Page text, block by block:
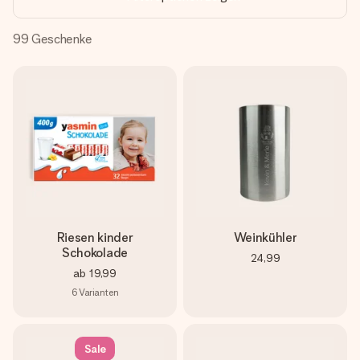
Montag - Freitag : 8:30 - 17:00 Uhr
Samstag - Sonntag : 8:30 - 13:00 Uhr
99 Geschenke
Riesen kinder
Schokolade
ab 19,99
6Varianten
Weinkühler
24,99
Sale